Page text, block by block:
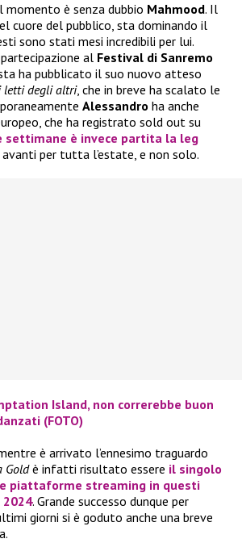
momento è senza dubbio Mahmood. Il
cuore del pubblico, sta dominando il
sono stati mesi incredibili per lui.
al Festival di Sanremo
ha pubblicato il suo nuovo atteso
letti degli altri, che in breve ha scalato le
Alessandro ha anche
che ha registrato sold out su
settimane è invece partita la leg
avanti per tutta l’estate, e non solo.
Island, non correrebbe buon
(FOTO)
è arrivato l’ennesimo traguardo
Goldè infatti risultato essere il singolo
piattaforme streaming in questi
. Grande successo dunque per
giorni si è goduto anche una breve